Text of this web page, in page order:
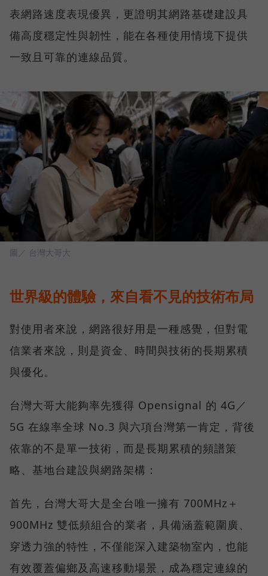
表網路速度表現優異，更證明其網路基礎建設具
備高度穩定性與韌性，能在各種使用情境下提供
一致且可靠的連線品質。
圖／ 台灣大哥大
世界級的體驗，來自看不見的技術布局
對使用者來說，網路很好用是一種感覺，但對電
信業者來說，則是資金、時間與技術的長期累積
與優化。
台灣大哥大能夠率先獲得 Opensignal 的 4G／
5G 在線率全球 No.3 與六項台灣第一肯定，背後
依靠的不是單一技術，而是長期累積的頻譜策
略、基地台建設與網路架構：
首先，台灣大哥大是全台唯一擁有 700MHz＋
900MHz 雙低頻組合的業者，具備涵蓋範圍廣、
穿透力強的特性，不僅能深入建築物室內，也能
有效覆蓋偏鄉及高速移動場景，成為穩定連線的